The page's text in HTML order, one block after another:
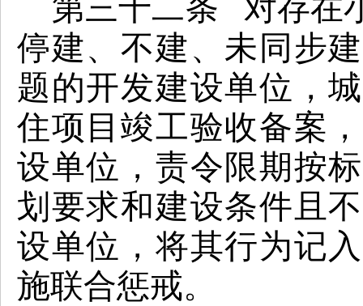
第三十二条 对存在
停建、不建、未同步
题的开发建设单位，
住项目竣工验收备案
设单位，责令限期按
划要求和建设条件且
设单位，将其行为记
施联合惩戒。